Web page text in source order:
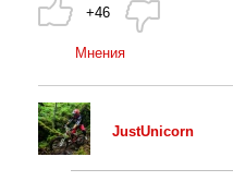
+46
Мнения
JustUnicorn